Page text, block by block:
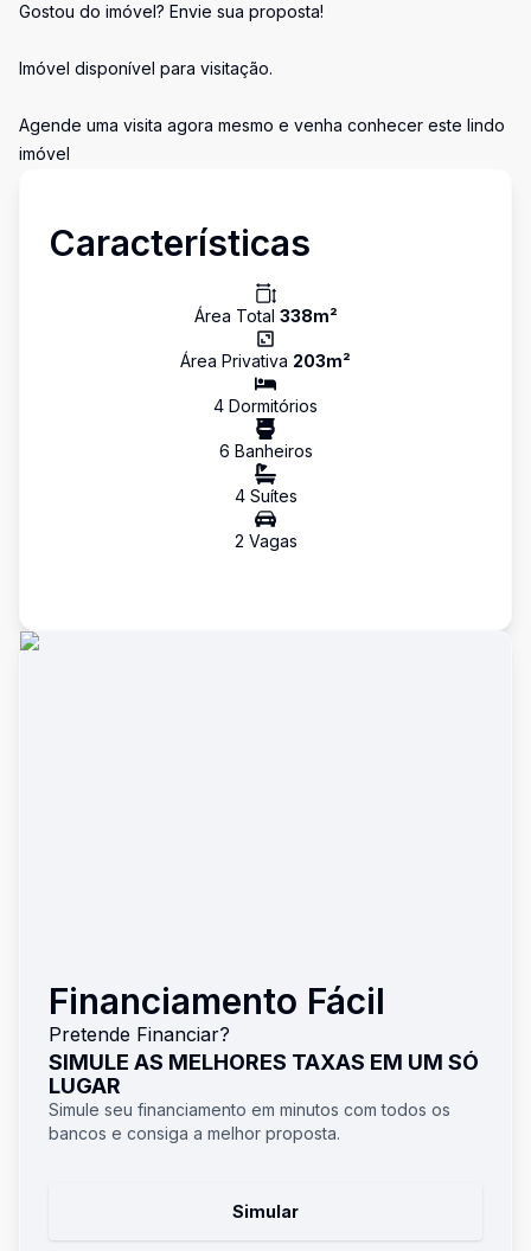
Gostou do imóvel? Envie sua proposta!
Imóvel disponível para visitação.
Agende uma visita agora mesmo e venha conhecer este lindo
imóvel
Características
Área Total 338m²
Área Privativa 203m²
4 Dormitórios
6 Banheiros
4Suítes
2 Vagas
Financiamento Fácil
Pretende Financiar?
SIMULE AS MELHORES TAXAS EM UM SÓ
LUGAR
Simule seu financiamento em minutos com todos os
bancos e consiga a melhor proposta.
Simular